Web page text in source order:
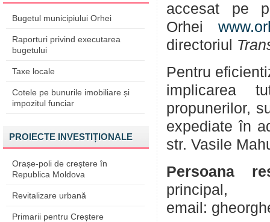
Bugetul municipiului Orhei
Raporturi privind executarea
bugetului
Taxe locale
Cotele pe bunurile imobiliare și
impozitul funciar
PROIECTE INVESTIȚIONALE
Orașe-poli de creștere în
Republica Moldova
Revitalizare urbană
Primarii pentru Creștere
accesat pe
Orhei
directoriul
Pentru
implicarea
propunerilor,
expediate în
str. Vasile
Persoana
email: